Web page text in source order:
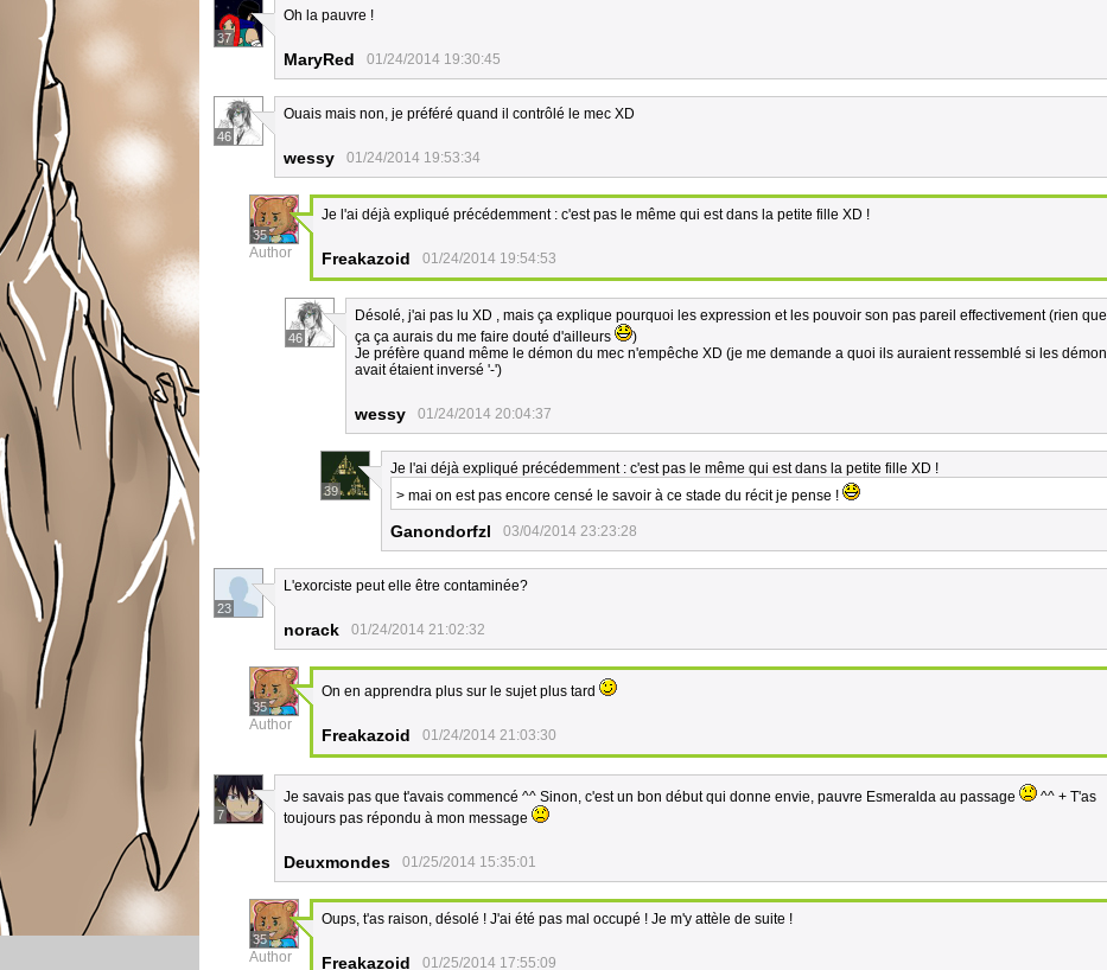
37
Oh la pauvre !
MaryRed 01/24/2014 19:30:45
46
Ouais mais non, je préféré quand il contrôlé le mec XD
wessy 01/24/2014 19:53:34
35
Author
Je l'ai déjà expliqué précédemment : c'est pas le même qui est dans la petite fille XD !
Freakazoid 01/24/2014 19:54:53
46
Désolé, j'ai pas lu XD , mais ça explique pourquoi les expression et les pouvoir son pas pareil effectivement (rien que
ça ça aurais du me faire douté d'ailleurs
)
Je préfère quand même le démon du mec n'empêche XD (je me demande a quoi ils auraient ressemblé si les démon
avait étaient inversé '-')
wessy 01/24/2014 20:04:37
39
Je l'ai déjà expliqué précédemment : c'est pas le même qui est dans la petite fille XD !
> mai on est pas encore censé le savoir à ce stade du récit je pense !
Ganondorfzl 03/04/2014 23:23:28
23
L'exorciste peut elle être contaminée?
norack 01/24/2014 21:02:32
35
Author
On en apprendra plus sur le sujet plus tard
Freakazoid 01/24/2014 21:03:30
7
Je savais pas que t'avais commencé ^^ Sinon, c'est un bon début qui donne envie, pauvre Esmeralda au passage
^^ + T'as
toujours pas répondu à mon message
Deuxmondes 01/25/2014 15:35:01
35
Author
Oups, t'as raison, désolé ! J'ai été pas mal occupé ! Je m'y attèle de suite !
Freakazoid 01/25/2014 17:55:09